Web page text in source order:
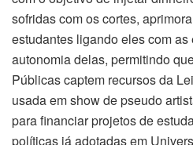
sofridas com os cortes,
estudantes ligando eles com
autonomia delas, permitindo
Públicas captem recursos da
usada em show de pseudo
para financiar projetos de
políticas já adotadas em